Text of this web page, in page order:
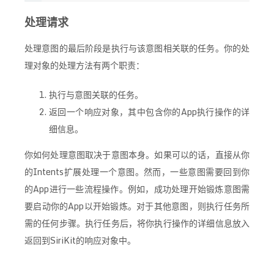
处理请求
处理意图的最后阶段是执行与该意图相关联的任务。你的处
理对象的处理方法有两个职责：
执行与意图关联的任务。
返回一个响应对象，其中包含你的App执行操作的详
细信息。
你如何处理意图取决于意图本身。如果可以的话，直接从你
的Intents扩展处理一个意图。然而，一些意图需要回到你
的App进行一些流程操作。例如，成功处理开始锻炼意图需
要启动你的App以开始锻炼。对于其他意图，则执行任务所
需的任何步骤。执行任务后，将你执行操作的详细信息放入
返回到SiriKit的响应对象中。